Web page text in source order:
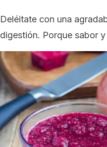
Deléitate con una
digestión. Porque sabor